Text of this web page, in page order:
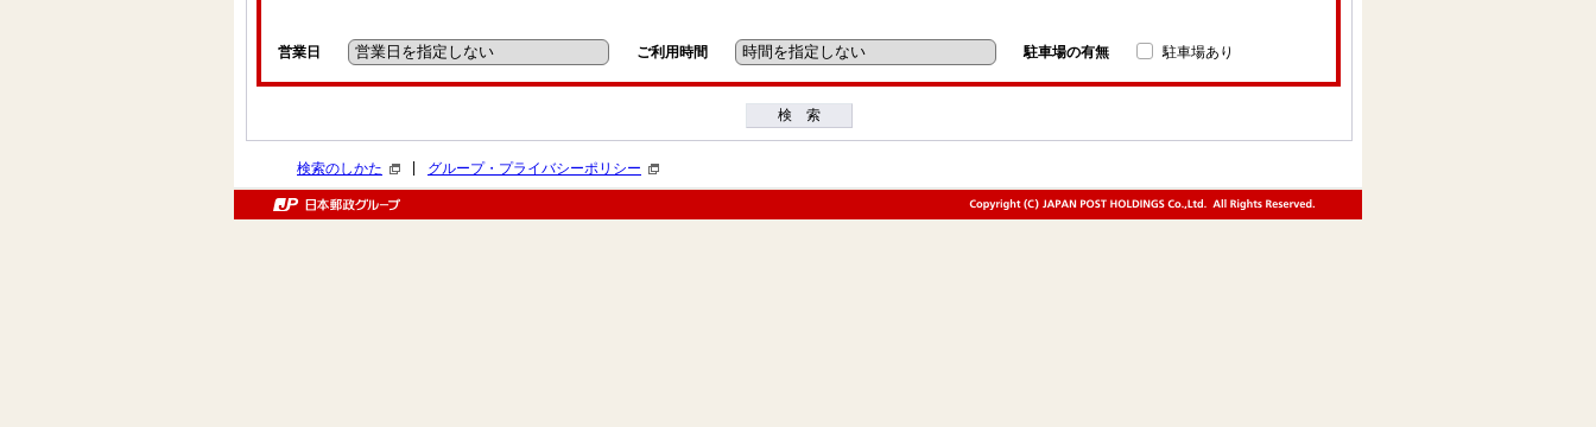
営業日 ご利用時間 駐車場の有無 駐車場あり
検 索
検索のしかた グループ・プライバシーポリシー